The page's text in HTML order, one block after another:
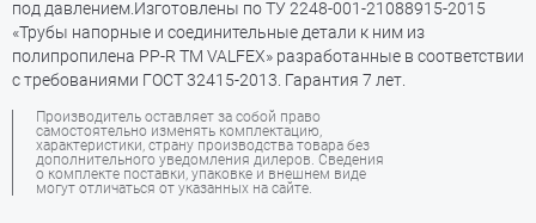
под давлением.Изготовлены по ТУ 2248-001-21088915-2015
«Трубы напорные и соединительные детали к ним из
полипропилена PP-R ТМ VALFEX» разработанные в соответствии
с требованиями ГОСТ 32415-2013. Гарантия 7 лет.
Производитель оставляет за собой право
самостоятельно изменять комплектацию,
характеристики, страну производства товара без
дополнительного уведомления дилеров. Сведения
о комплекте поставки, упаковке и внешнем виде
могут отличаться от указанных на сайте.